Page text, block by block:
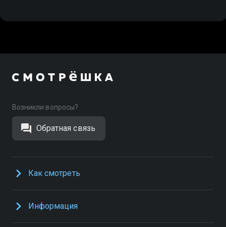
Возникли вопросы?
Обратная связь
Как смотреть
Информация